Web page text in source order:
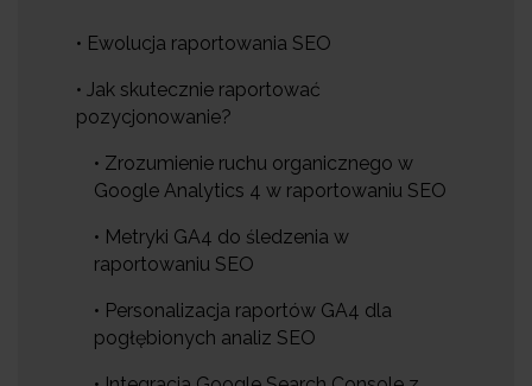
• Ewolucja raportowania SEO
• Jak skutecznie raportować
pozycjonowanie?
• Zrozumienie ruchu organicznego w
Google Analytics 4 w raportowaniu SEO
• Metryki GA4 do śledzenia w
raportowaniu SEO
• Personalizacja raportów GA4 dla
pogłębionych analiz SEO